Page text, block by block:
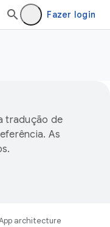
Fazer login
tradução de
As
architecture